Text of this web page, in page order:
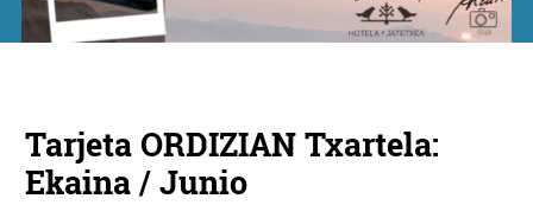
Tarjeta ORDIZIAN Txartela:
Ekaina / Junio